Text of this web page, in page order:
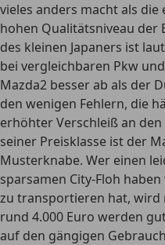
vieles anders macht als
hohen Qualitätsniveau der
des kleinen Japaners ist
bei vergleichbaren Pkw
Mazda2 besser ab als der
den wenigen Fehlern, die
erhöhter Verschleiß an
seiner Preisklasse ist der
Musterknabe. Wer einen
sparsamen City-Floh
zu transportieren hat, wird
rund 4.000 Euro werden
auf den gängigen